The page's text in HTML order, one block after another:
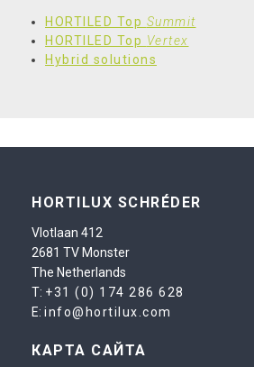
HORTILED Top Summit
HORTILED Top Vertex
Hybrid solutions
HORTILUX SCHRÉDER
Vlotlaan 412
2681 TV Monster
The Netherlands
T: +31 (0) 174 286 628
E: info@hortilux.com
КАРТА САЙТА